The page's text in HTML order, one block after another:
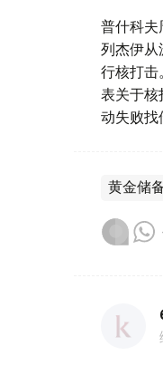
普什科
列杰伊
行核打击
表关于核
动失败找
黄金储